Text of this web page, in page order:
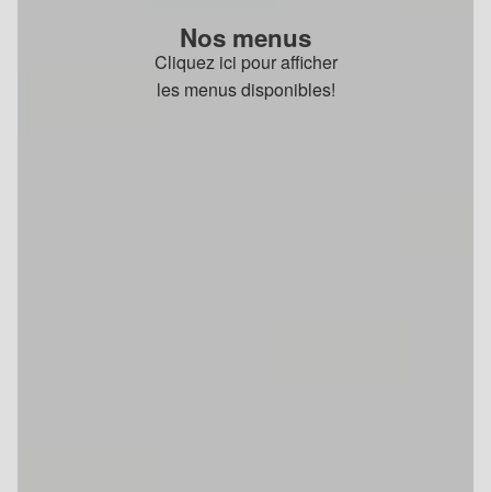
Nos menus
Cliquez ici pour afficher
les menus disponibles!